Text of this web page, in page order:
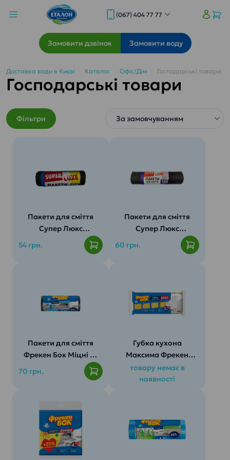
(067) 404 77 77
Замовити дзвінок Замовити воду
Доставка води в Києві Каталог Офіс/Дім Господарські товари
Господарські товари
Фільтри
Пакети для сміття
Супер Люкс
54 грн.
Пакети для сміття
Супер Люкс
60 грн.
Пакети для сміття
Фрекен Бок Міцні 35
70 грн.
Губка кухона
Максима Фрекен
БОК 6шт.
товару немає в
наявності